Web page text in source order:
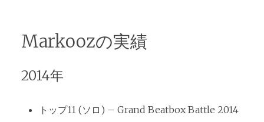
Markoozの実績
2014年
トップ11 (ソロ) – Grand Beatbox Battle 2014